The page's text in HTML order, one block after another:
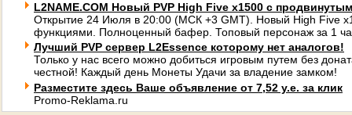
L2NAME.COM Новый PVP High Five x1500 с
Открытие 24 Июля в 20:00 (МСК +3 GMT). Новый High Five
функциями. Полноценный бафер. Топовый персонаж за 1
Лучший PVP сервер L2Essence которому нет аналогов!
Только у нас всего можно добиться игровым путем без
честной! Каждый день Монеты Удачи за владение замком!
Разместите здесь Ваше объявление от 7,52 у.е. за клик
Promo-Reklama.ru